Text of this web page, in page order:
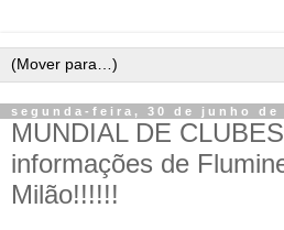
segunda-feira, 30 de junho de
MUNDIAL DE
informações de
Milão!!!!!!